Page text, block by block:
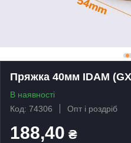
Пряжка 40мм IDAM
В наявності
Код: 74306
Опт і роздріб
188,40 ₴